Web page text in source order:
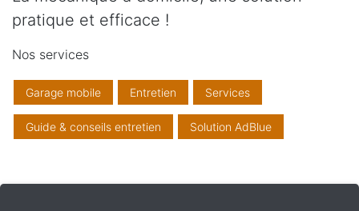
pratique et efficace !
Nos services
Garage mobile Entretien Services
Guide & conseils entretien Solution AdBlue